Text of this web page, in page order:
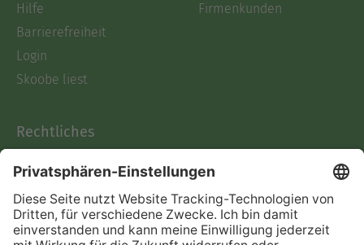
Hilfe
Barrierefreiheit
Login
Skoobe liest
Firmenkunden
Rechtliches
AGB
Informationen nach Data
Act